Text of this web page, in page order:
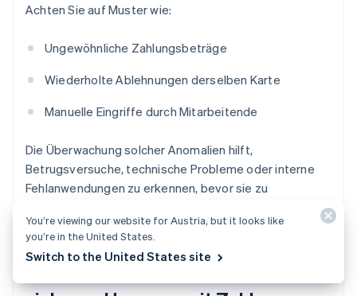
Achten Sie auf Muster wie:
Ungewöhnliche Zahlungsbeträge
Wiederholte Ablehnungen derselben Karte
Manuelle Eingriffe durch Mitarbeitende
Die Überwachung solcher Anomalien hilft,
Betrugsversuche, technische Probleme oder interne
Fehlanwendungen zu erkennen, bevor sie zu
You’re viewing our website for Austria, but it looks like
you’re in the United States.
Switch to the United States site